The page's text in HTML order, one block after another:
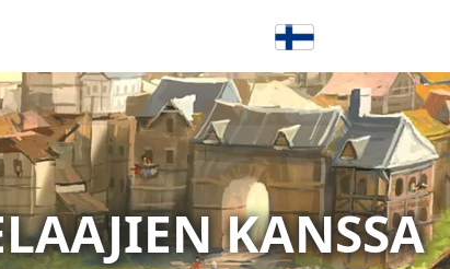
KANSSA